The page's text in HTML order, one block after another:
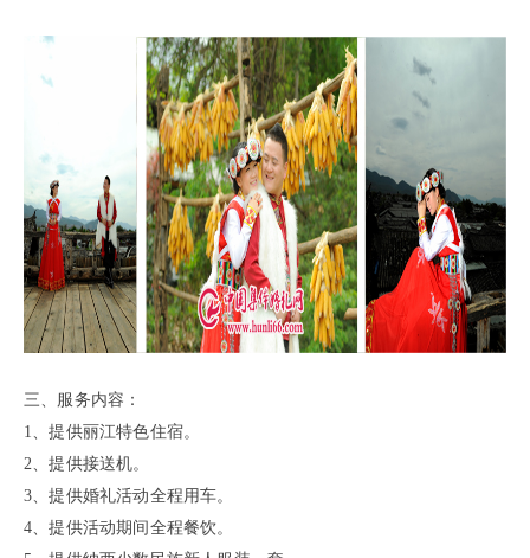
三、服务内容：
1、提供丽江特色住宿。
2、提供接送机。
3、提供婚礼活动全程用车。
4、提供活动期间全程餐饮。